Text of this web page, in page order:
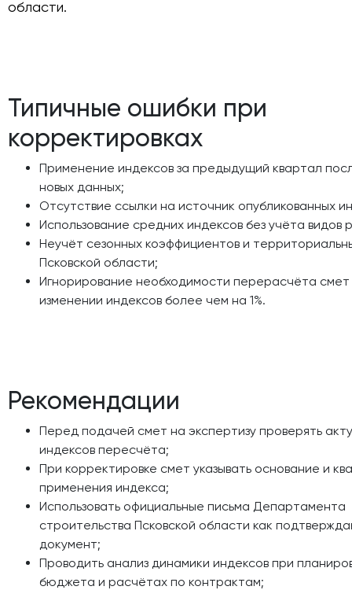
области.
Типичные ошибки при
корректировках
Применение индексов за предыдущий квартал
новых данных;
Отсутствие ссылки на источник опубликованных
Использование средних индексов без учёта видов
Неучёт сезонных коэффициентов и
Псковской области;
Игнорирование необходимости перерасчёта
изменении индексов более чем на 1%.
Рекомендации
Перед подачей смет на экспертизу проверять
индексов пересчёта;
При корректировке смет указывать основание и
применения индекса;
Использовать официальные письма Департамента
строительства Псковской области как
документ;
Проводить анализ динамики индексов при
бюджета и расчётах по контрактам;